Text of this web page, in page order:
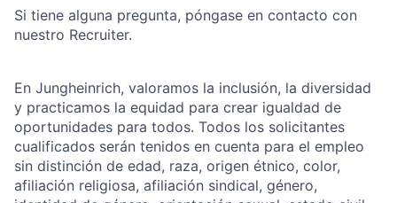
Si tiene alguna pregunta, póngase en contacto con
nuestro Recruiter.
En Jungheinrich, valoramos la inclusión, la diversidad
y practicamos la equidad para crear igualdad de
oportunidades para todos. Todos los solicitantes
cualificados serán tenidos en cuenta para el empleo
sin distinción de edad, raza, origen étnico, color,
afiliación religiosa, afiliación sindical, género,